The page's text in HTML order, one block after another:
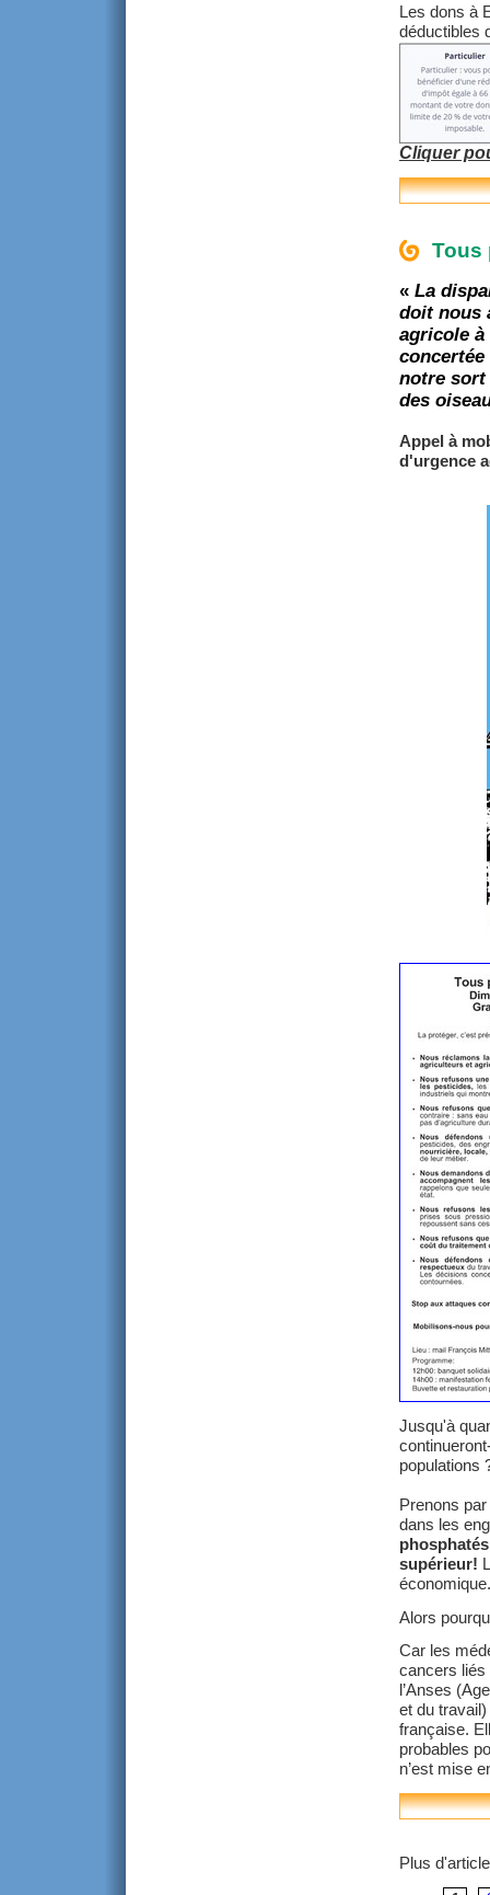
Les dons à
déductibles
Cliquer
Tous
« La
doit nous
agricole
notre sort
des
Appel à
d'urgence
Jusqu'à
populations
Prenons
dans les
supérieur!
économique.
Alors
Car les
cancers liés
l’Anses
et du
française.
probables
n’est mise
Plus